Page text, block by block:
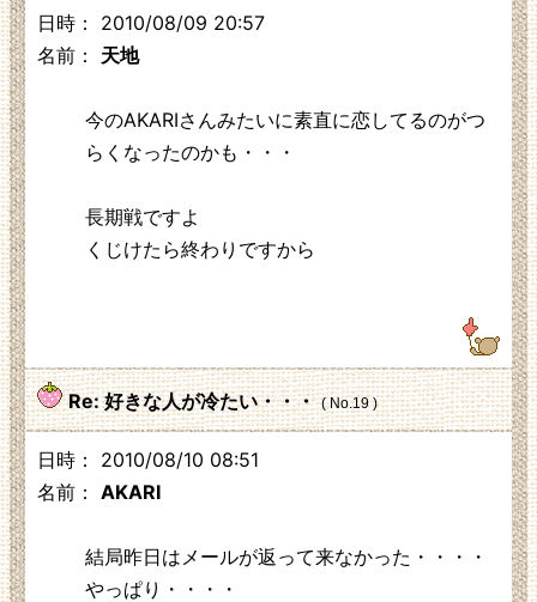
日時： 2010/08/09 20:57
名前： 天地
今のAKARIさんみたいに素直に恋してるのがつ
らくなったのかも・・・
長期戦ですよ
くじけたら終わりですから
Re: 好きな人が冷たい・・・ ( No.19 )
日時： 2010/08/10 08:51
名前： AKARI
結局昨日はメールが返って来なかった・・・・
やっぱり・・・・